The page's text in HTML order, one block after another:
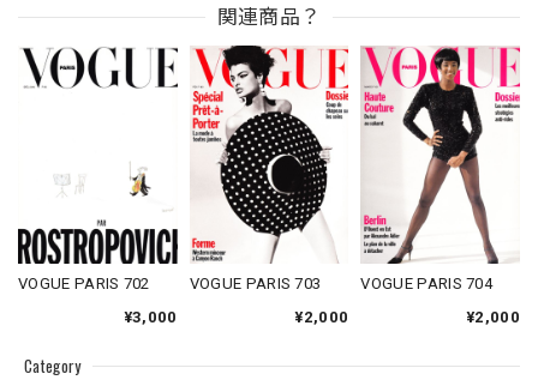
Category
関連商品？
VOGUE PARIS 702
¥3,000
VOGUE PARIS 703
¥2,000
VOGUE PARIS 704
¥2,000